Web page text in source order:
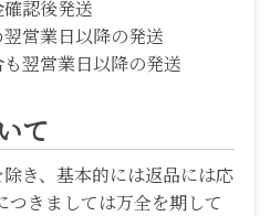
認後発送
営業日以降の発送
翌営業日以降の発送
て
き、基本的には返品には応
つきましては万全を期して